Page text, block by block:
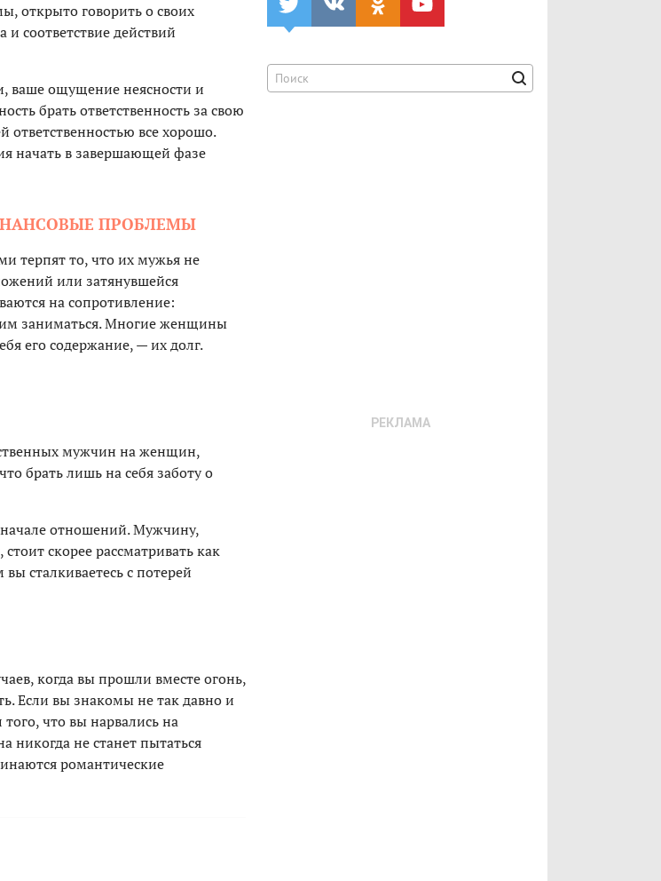
открыто говорить о своих
и соответствие действий
ваше ощущение неясности и
брать ответственность за свою
все хорошо.
начать в завершающей фазе
ПРОБЛЕМЫ
терпят то, что их мужья не
или затянувшейся
на сопротивление:
заниматься. Многие женщины
его содержание, — их долг.
мужчин на женщин,
брать лишь на себя заботу о
начале отношений. Мужчину,
скорее рассматривать как
сталкиваетесь с потерей
когда вы прошли вместе огонь,
Если вы знакомы не так давно и
что вы нарвались на
никогда не станет пытаться
романтические